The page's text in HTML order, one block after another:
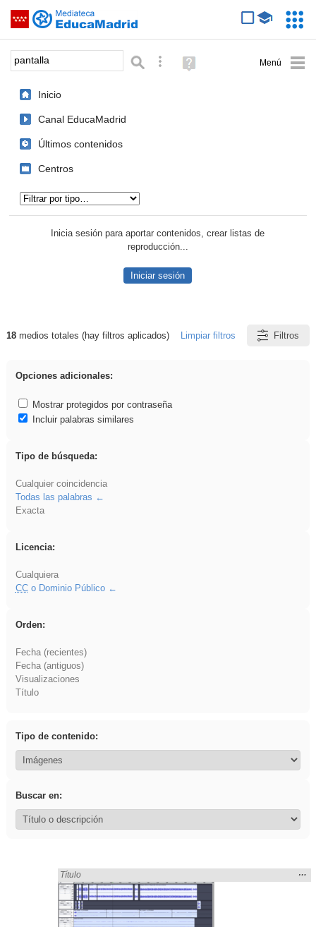
Saltar navegación
Palabra o frase: Búsqueda avanzada
Ayuda
(en
Inicio
Canal EducaMadrid
Últimos contenidos
Centros
Inicia sesión para aportar contenidos, crear listas de
reproducción...
Iniciar sesión
Resultados de: pantalla
18medios totales (hay filtros aplicados) Limpiar filtros Filtros
Opciones adicionales:
Mostrar protegidos por contraseña
Incluir palabras similares
Tipo de búsqueda:
Cualquier coincidencia
Todas las palabras
Exacta
Licencia:
Cualquiera
CCo Dominio Público
Orden:
Fecha (recientes)
Fecha (antiguos)
Visualizaciones
Título
Tipo de contenido:
Buscar en:
Encontrado «pantalla» en:
Título
la
…